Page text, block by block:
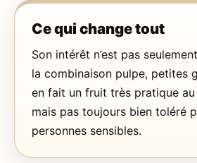
Ce qui change tout
Son intérêt n’est pas
la combinaison pulpe, petites
en fait un fruit très pratique
mais pas toujours bien toléré
personnes sensibles.